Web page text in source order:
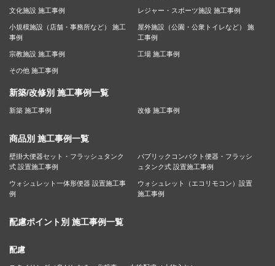
文化施設 施工事例 レジャー・スポーツ施設 施工事例
小規模施設（店舗・事務所など） 施工
事例
屋外施設（公園・公衆トイレなど） 施
工事例
宗教施設 施工事例 工場 施工事例
その他 施工事例
新築/改修別 施工事例一覧
新築 施工事例 改修 施工事例
商品別 施工事例一覧
壁掛大便器セット・フラッシュタンク
式 設置施工事例
パブリックコンパクト便器・フラッシ
ュタンク式 設置施工事例
ウォシュレット一体形便器 設置施工事
例
ウォシュレット（エコリモコン）設置
施工事例
配慮ポイント別 施工事例一覧
配慮